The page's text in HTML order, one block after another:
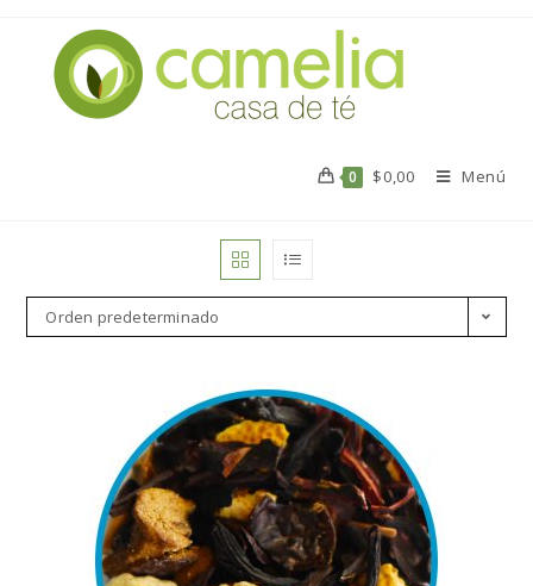
0 $0,00 Menú
Orden predeterminado